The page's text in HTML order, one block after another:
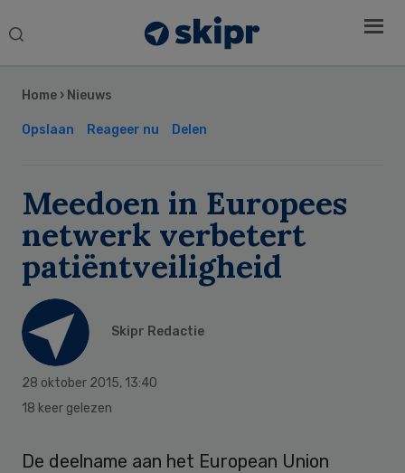
Search
Home › Nieuws
Opslaan Reageer nu Delen
Meedoen in Europees
netwerk verbetert
patiëntveiligheid
Skipr Redactie
28 oktober 2015, 13:40
18 keer gelezen
De deelname aan het European Union
Sidebar